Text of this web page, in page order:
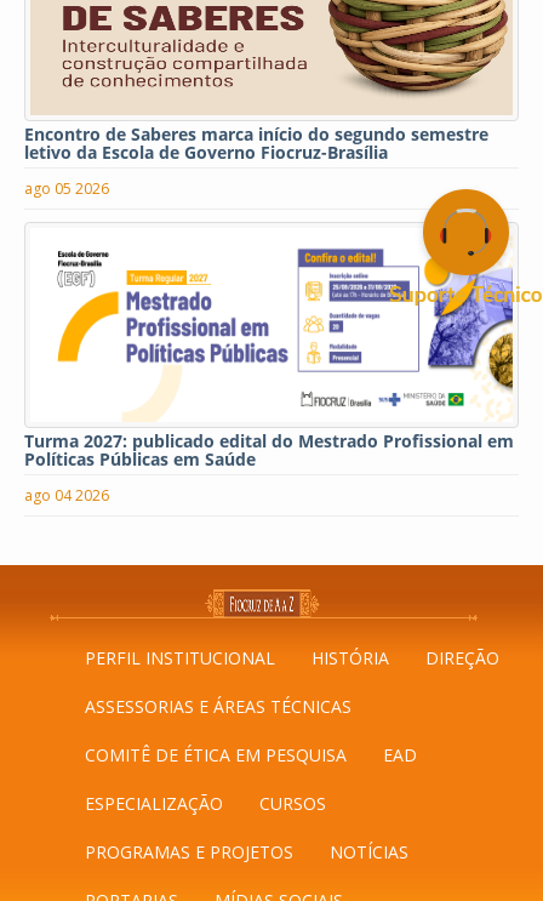
Encontro de Saberes marca início do segundo semestre
letivo da Escola de Governo Fiocruz-Brasília
ago 05 2026
Turma 2027: publicado edital do Mestrado Profissional em
Políticas Públicas em Saúde
ago 04 2026
PERFIL INSTITUCIONAL HISTÓRIA DIREÇÃO
ASSESSORIAS E ÁREAS TÉCNICAS
COMITÊ DE ÉTICA EM PESQUISA EAD
ESPECIALIZAÇÃO CURSOS
PROGRAMAS E PROJETOS NOTÍCIAS